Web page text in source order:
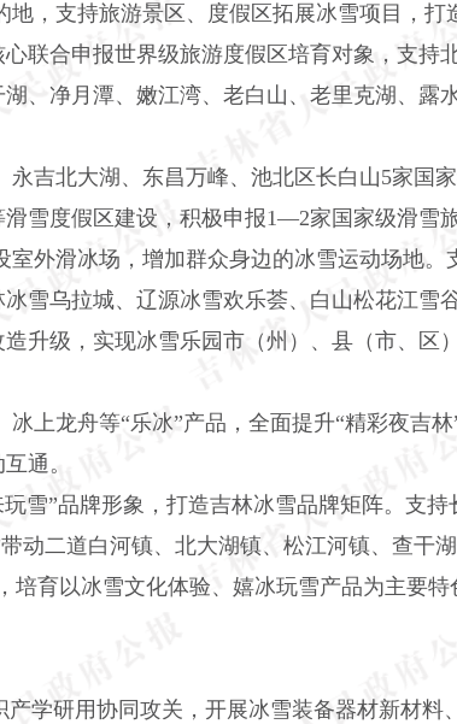
，支持旅游景区、度假区拓展冰雪项目，打
联合申报世界级旅游度假区培育对象，支持
、净月潭、嫩江湾、老白山、老里克湖、露
吉北大湖、东昌万峰、池北区长白山5家国
雪度假区建设，积极申报1—2家国家级滑雪旅
外滑冰场，增加群众身边的冰雪运动场地。
雪乌拉城、辽源冰雪欢乐荟、白山松花江雪
升级，实现冰雪乐园市（州）、县（市、区
龙舟等“乐冰”产品，全面提升“精彩夜吉林
通。
”品牌形象，打造吉林冰雪品牌矩阵。支持
动二道白河镇、北大湖镇、松江河镇、查干
育以冰雪文化体验、嬉冰玩雪产品为主要特
学研用协同攻关，开展冰雪装备器材新材料